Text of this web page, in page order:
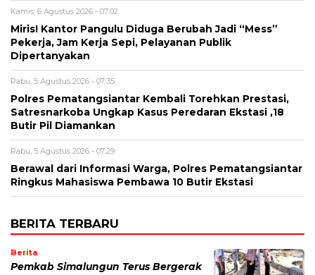
Kamis, 6 Agustus 2026 - 07:02
Miris! Kantor Pangulu Diduga Berubah Jadi “Mess”
Pekerja, Jam Kerja Sepi, Pelayanan Publik
Dipertanyakan
Rabu, 5 Agustus 2026 - 07:35
Polres Pematangsiantar Kembali Torehkan Prestasi,
Satresnarkoba Ungkap Kasus Peredaran Ekstasi ,18
Butir Pil Diamankan
Rabu, 5 Agustus 2026 - 07:29
Berawal dari Informasi Warga, Polres Pematangsiantar
Ringkus Mahasiswa Pembawa 10 Butir Ekstasi
BERITA TERBARU
Berita
Pemkab Simalungun Terus Bergerak